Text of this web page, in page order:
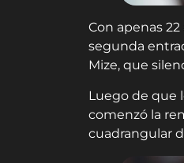
Con apenas
segunda
Mize, que
Luego de que
comenzó la
cuadrangular